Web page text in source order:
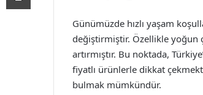
Günümüzde hızlı yaşam
değiştirmiştir. Özellikle yoğun
artırmıştır. Bu noktada,
fiyatlı ürünlerle dikkat
bulmak mümkündür.